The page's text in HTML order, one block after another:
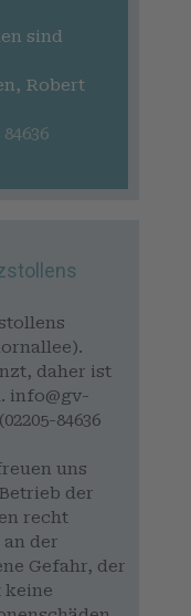
sind
Robert
84636
daher ist
info@gv-
84636
uns
der
recht
der
Gefahr, der
keine